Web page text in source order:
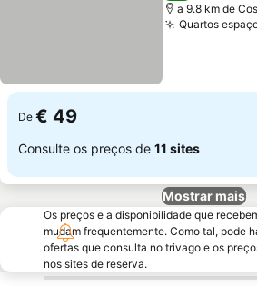
a 9.8 km de
Quartos
De € 49
Consulte os preços de 11 sites
Mostrar mais
Os preços e a disponibilidade que
mudam frequentemente. Como tal, pode
ofertas que consulta no trivago e os
nos sites de reserva.